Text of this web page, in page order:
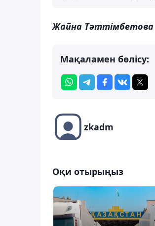
Жайна Тәттімбетова
Мақаламен бөлісу:
zkadm
Оқи отырыңыз